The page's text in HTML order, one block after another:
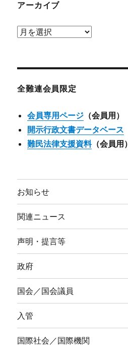
アーカイブ
ア
ブ
全難連会員限定
会員専用ページ （会員用）
開示行政文書データベース
難民法律支援資料（会員用）
お知らせ
関連ニュース
声明・提言等
政府
国会／国会議員
入管
国際社会／国際機関